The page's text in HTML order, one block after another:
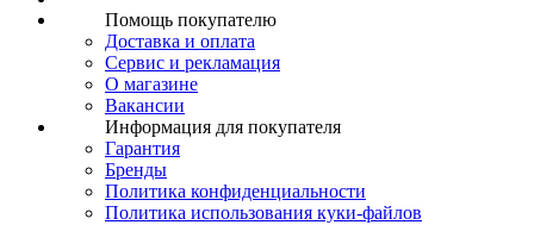
Помощь покупателю
Доставка и оплата
Сервис и рекламация
О магазине
Вакансии
Информация для покупателя
Гарантия
Бренды
Политика конфиденциальности
Политика использования куки-файлов